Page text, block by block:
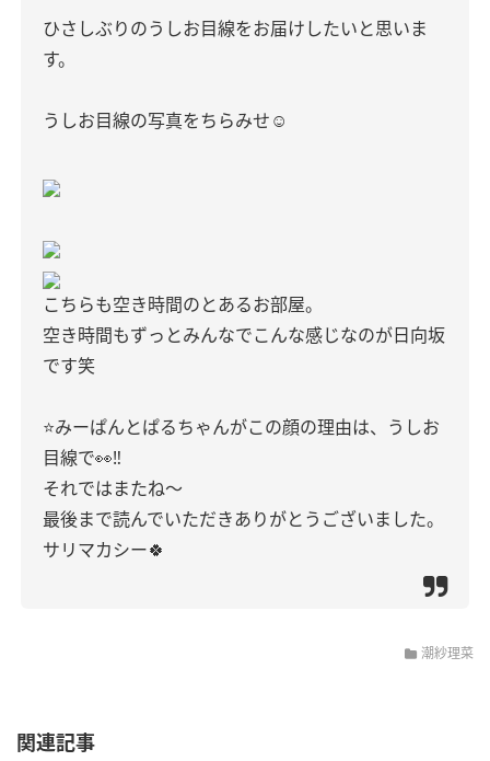
ひさしぶりのうしお目線をお届けしたいと思いま
す。
うしお目線の写真をちらみせ☺︎
こちらも空き時間のとあるお部屋。
空き時間もずっとみんなでこんな感じなのが日向坂
です笑
⭐️みーぱんとぱるちゃんがこの顔の理由は、うしお
目線で👀‼︎
それではまたね〜
最後まで読んでいただきありがとうございました。
サリマカシー🍀
潮紗理菜
関連記事